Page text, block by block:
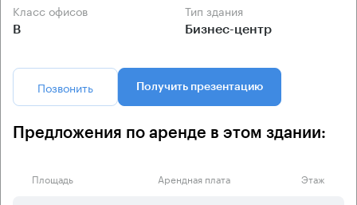
Класс офисов
B
Тип здания
Бизнес-центр
Позвонить Получить презентацию
Предложения по аренде в этом здании:
Площадь Арендная плата Этаж